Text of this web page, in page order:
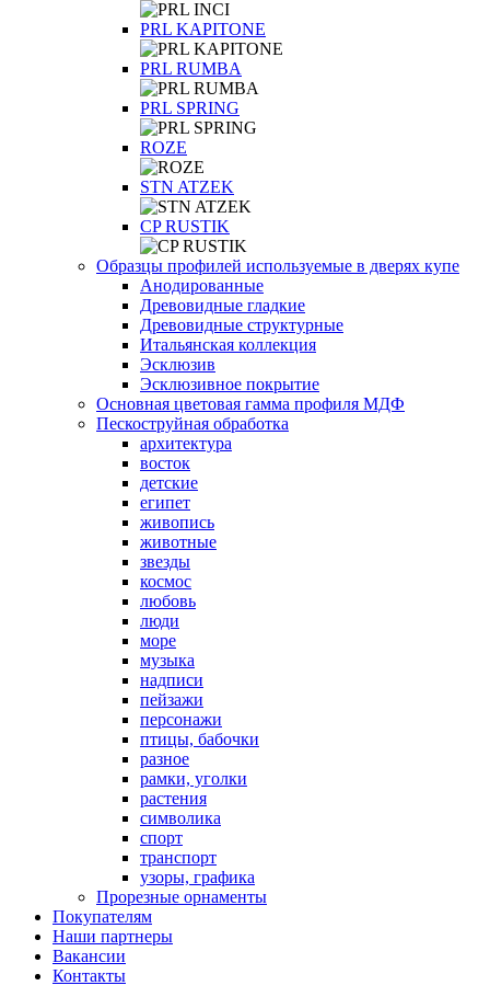
PRL KAPITONE
PRL RUMBA
PRL SPRING
ROZE
STN ATZEK
СP RUSTIK
Образцы профилей используемые в дверях купе
Анодированные
Древовидные гладкие
Древовидные структурные
Итальянская коллекция
Эсклюзив
Эсклюзивное покрытие
Основная цветовая гамма профиля МДФ
Пескоструйная обработка
архитектура
восток
детские
египет
живопись
животные
звезды
космос
любовь
люди
море
музыка
надписи
пейзажи
персонажи
птицы, бабочки
разное
рамки, уголки
растения
символика
спорт
транспорт
узоры, графика
Прорезные орнаменты
Покупателям
Наши партнеры
Вакансии
Контакты